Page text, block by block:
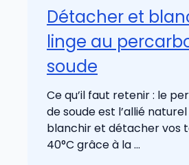
Détacher et
linge au
soude
Ce qu’il faut retenir : le
de soude est l’allié
blanchir et détacher vos
40°C grâce à la ...